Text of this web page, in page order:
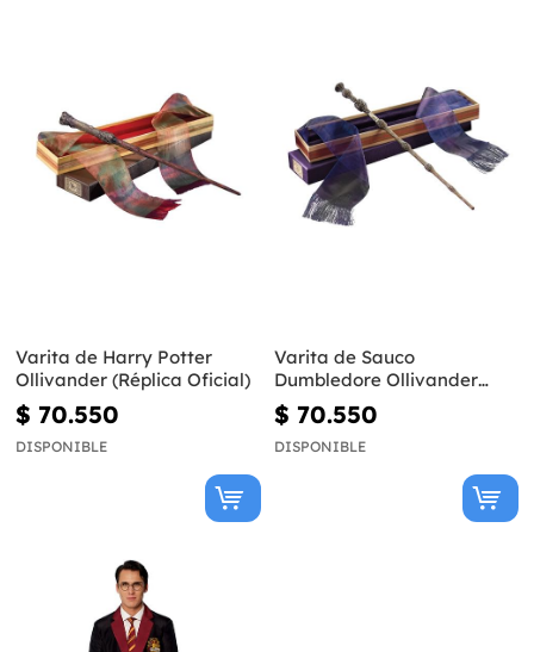
Varita de Harry Potter
Ollivander (Réplica Oficial)
$ 70.550
DISPONIBLE
Varita de Sauco
Dumbledore Ollivander
(Réplica Oficial) - Harry
Potter
$ 70.550
DISPONIBLE